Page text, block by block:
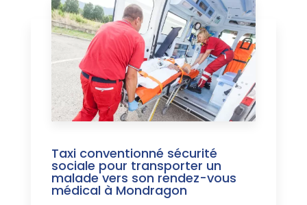
Taxi conventionné sécurité
sociale pour transporter un
malade vers son rendez-vous
médical à Mondragon